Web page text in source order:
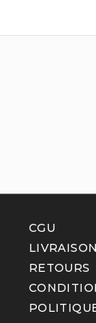
CGU
LIVRAISON
RETOURS